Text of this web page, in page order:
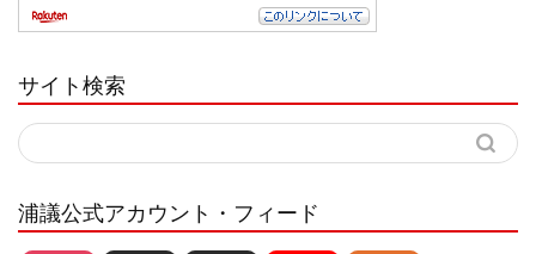
サイト検索
浦議公式アカウント・フィード